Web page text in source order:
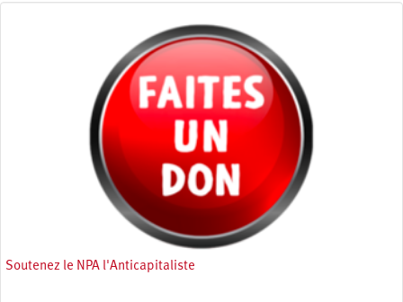
Soutenez le NPA l'Anticapitaliste